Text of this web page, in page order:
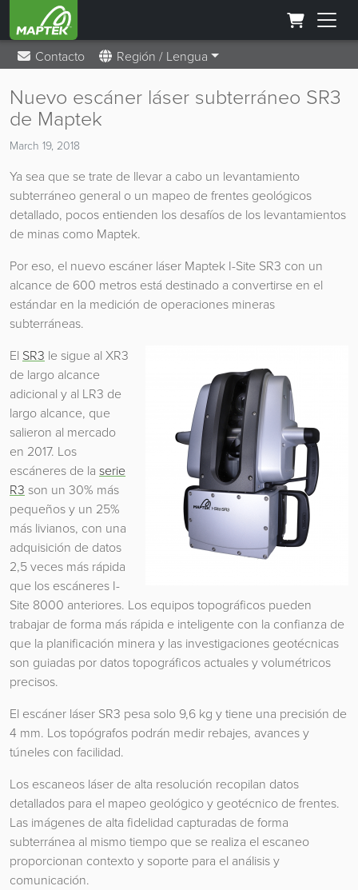
Contacto Región / Lengua
Nuevo escáner láser subterráneo SR3
de Maptek
March 19, 2018
Ya sea que se trate de llevar a cabo un levantamiento
subterráneo general o un mapeo de frentes geológicos
detallado, pocos entienden los desafíos de los levantamientos
de minas como Maptek.
Por eso, el nuevo escáner láser Maptek I-Site SR3 con un
alcance de 600 metros está destinado a convertirse en el
estándar en la medición de operaciones mineras
subterráneas.
El SR3 le sigue al XR3
de largo alcance
adicional y al LR3 de
largo alcance, que
salieron al mercado
en 2017. Los
escáneres de la serie
R3 son un 30% más
pequeños y un 25%
más livianos, con una
adquisición de datos
2,5 veces más rápida
que los escáneres I-
Site 8000 anteriores. Los equipos topográficos pueden
trabajar de forma más rápida e inteligente con la confianza de
que la planificación minera y las investigaciones geotécnicas
son guiadas por datos topográficos actuales y volumétricos
precisos.
El escáner láser SR3 pesa solo 9,6 kg y tiene una precisión de
4 mm. Los topógrafos podrán medir rebajes, avances y
túneles con facilidad.
Los escaneos láser de alta resolución recopilan datos
detallados para el mapeo geológico y geotécnico de frentes.
Las imágenes de alta fidelidad capturadas de forma
subterránea al mismo tiempo que se realiza el escaneo
proporcionan contexto y soporte para el análisis y
comunicación.